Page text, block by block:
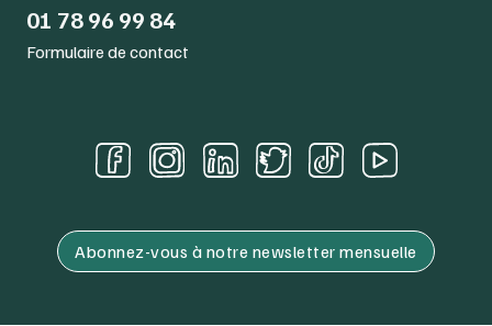
01 78 96 99 84
Formulaire de contact
Abonnez-vous à notre newsletter mensuelle